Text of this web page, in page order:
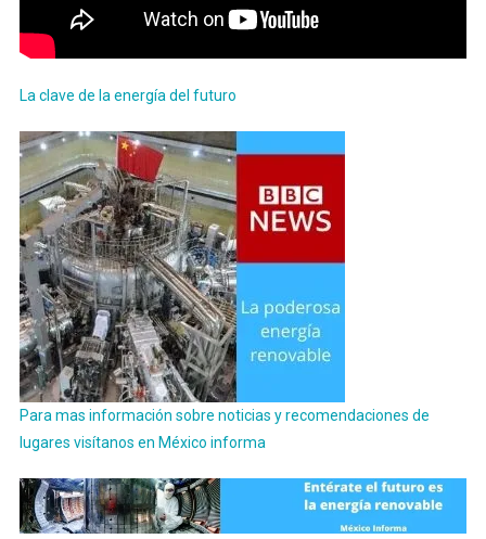
La clave de la energía del futuro
Para mas información sobre noticias y recomendaciones de
lugares visítanos en México informa